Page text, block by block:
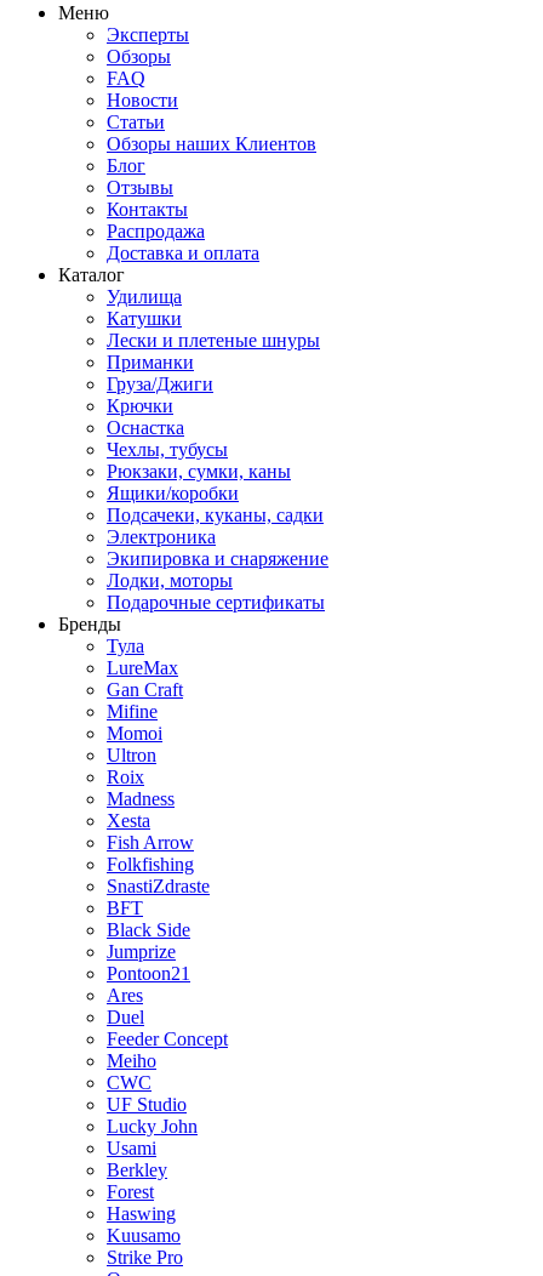
Меню
Эксперты
Обзоры
FAQ
Новости
Статьи
Обзоры наших Клиентов
Блог
Отзывы
Контакты
Распродажа
Доставка и оплата
Каталог
Удилища
Катушки
Лески и плетеные шнуры
Приманки
Груза/Джиги
Крючки
Оснастка
Чехлы, тубусы
Рюкзаки, сумки, каны
Ящики/коробки
Подсачеки, куканы, садки
Электроника
Экипировка и снаряжение
Лодки, моторы
Подарочные сертификаты
Бренды
Тула
LureMax
Gan Craft
Mifine
Momoi
Ultron
Roix
Madness
Xesta
Fish Arrow
Folkfishing
SnastiZdraste
BFT
Black Side
Jumprize
Pontoon21
Ares
Duel
Feeder Concept
Meiho
CWC
UF Studio
Lucky John
Usami
Berkley
Forest
Haswing
Kuusamo
Strike Pro